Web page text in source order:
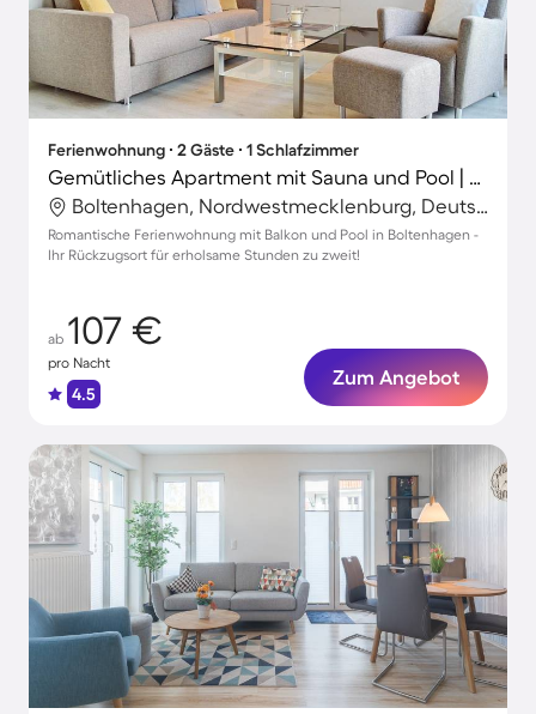
Ferienwohnung ∙ 2 Gäste ∙ 1 Schlafzimmer
Gemütliches Apartment mit Sauna und Pool | Neben dem Strand
Boltenhagen, Nordwestmecklenburg, Deutschland
Romantische Ferienwohnung mit Balkon und Pool in Boltenhagen -
Ihr Rückzugsort für erholsame Stunden zu zweit!
ab 107 €
pro Nacht
4.5
Zum Angebot